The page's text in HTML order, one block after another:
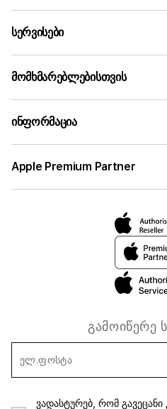
სერვისები
მომხმარებლებისთვის
ინფორმაცია
Apple Premium Partner
გამოიწერე
ელ.ფოსტა
ვადასტურებ, რომ